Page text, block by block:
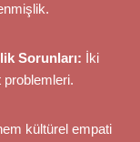
Sorunları: İki
problemleri.
kültürel empati